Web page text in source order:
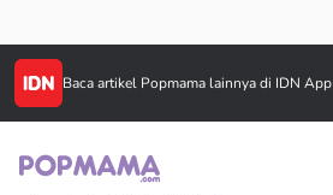
Baca artikel Popmama lainnya di IDN App